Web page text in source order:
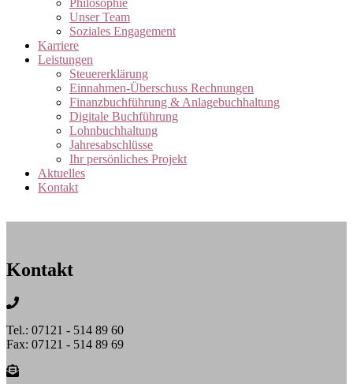
Philosophie
Unser Team
Soziales Engagement
Karriere
Leistungen
Steuererklärung
Einnahmen-Überschuss Rechnungen
Finanzbuchführung & Anlagebuchhaltung
Digitale Buchführung
Lohnbuchhaltung
Jahresabschlüsse
Ihr persönliches Projekt
Aktuelles
Kontakt
Kontakt
Tel.: 07121 - 514 89 60
Fax: 07121 - 514 89 69